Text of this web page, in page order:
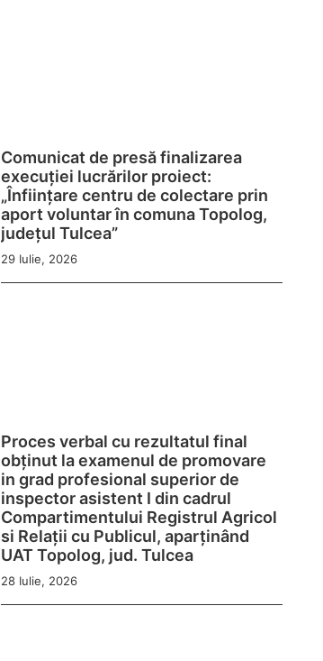
Comunicat de presă finalizarea
execuției lucrărilor proiect:
„Înființare centru de colectare prin
aport voluntar în comuna Topolog,
județul Tulcea”
29 Iulie, 2026
Proces verbal cu rezultatul final
obținut la examenul de promovare
in grad profesional superior de
inspector asistent I din cadrul
Compartimentului Registrul Agricol
si Relații cu Publicul, aparținând
UAT Topolog, jud. Tulcea
28 Iulie, 2026